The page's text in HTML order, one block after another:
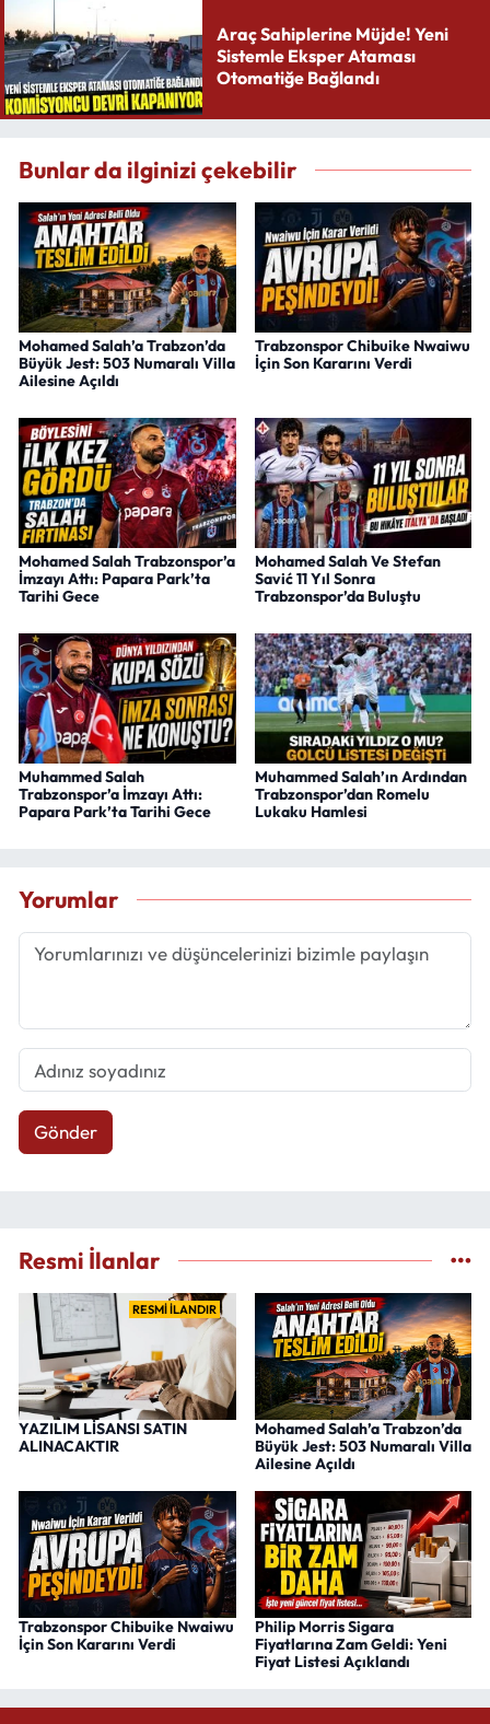
Araç Sahiplerine Müjde! Yeni
Sistemle Eksper Ataması
Otomatiğe Bağlandı
Bunlar da ilginizi çekebilir
Mohamed Salah’a Trabzon’da
Büyük Jest: 503 Numaralı Villa
Ailesine Açıldı
Trabzonspor Chibuike Nwaiwu
İçin Son Kararını Verdi
Mohamed Salah Trabzonspor’a
İmzayı Attı: Papara Park’ta
Tarihi Gece
Mohamed Salah Ve Stefan
Savić 11 Yıl Sonra
Trabzonspor’da Buluştu
Muhammed Salah
Trabzonspor’a İmzayı Attı:
Papara Park’ta Tarihi Gece
Muhammed Salah’ın Ardından
Trabzonspor’dan Romelu
Lukaku Hamlesi
Yorumlar
Gönder
Resmi İlanlar
RESMİ İLANDIR
YAZILIM LİSANSI SATIN
ALINACAKTIR
Mohamed Salah’a Trabzon’da
Büyük Jest: 503 Numaralı Villa
Ailesine Açıldı
Trabzonspor Chibuike Nwaiwu
İçin Son Kararını Verdi
Philip Morris Sigara
Fiyatlarına Zam Geldi: Yeni
Fiyat Listesi Açıklandı